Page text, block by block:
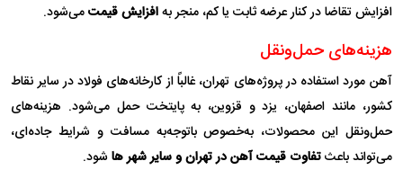
افزایش تقاضا در کنار عرضه ثابت یا کم، منجر بهافزایش قیمتمی‌شود.
هزینه‌های حمل‌ونقل
آهن مورد استفاده در پروژه‌های تهران، غالباً از کارخانه‌های فولاد در سایر نقاط
کشور، مانند اصفهان، یزد و قزوین، به پایتخت حمل می‌شود. هزینه‌های
حمل‌ونقل این محصولات، به‌خصوص باتوجه‌به مسافت و شرایط جاده‌ای،
می‌تواند باعثتفاوت قیمت آهن در تهران و سایر شهر هاشود.